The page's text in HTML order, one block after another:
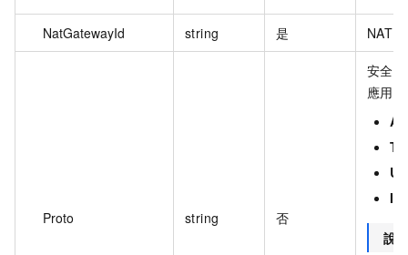
NatGatewayId string 是 NAT
Proto string 否
安全
應用
說明